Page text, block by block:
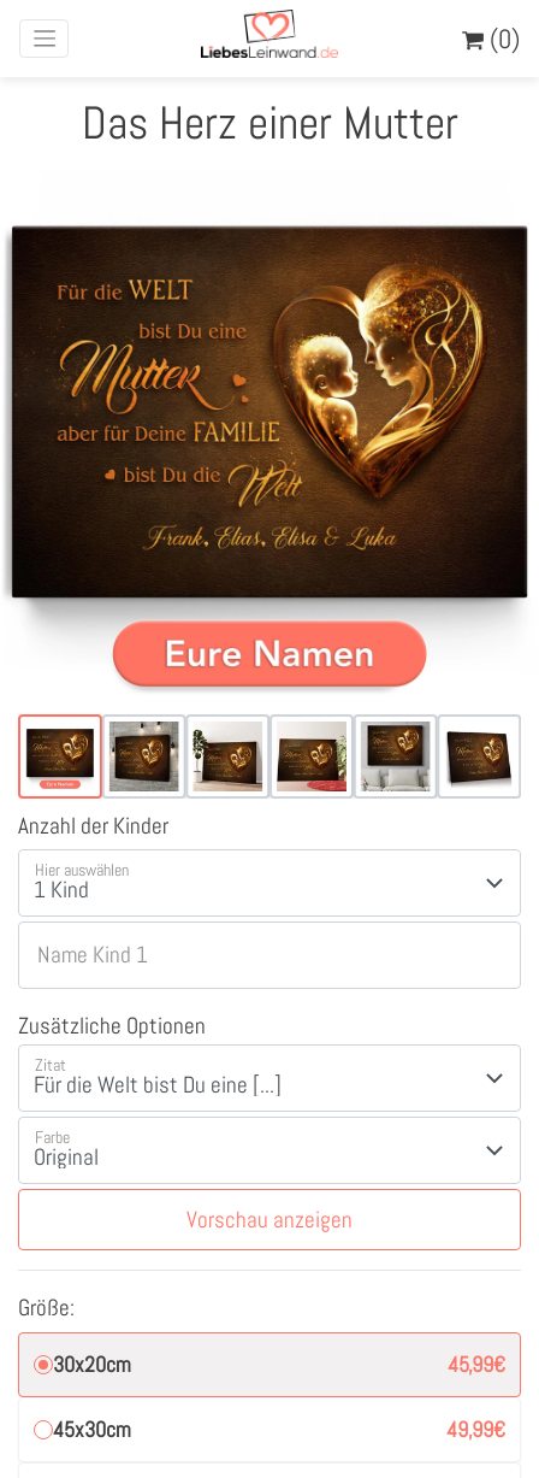
(0)
Das Herz einer Mutter
Anzahl der Kinder
Hier auswählen
Name Kind 1
Zusätzliche Optionen
Zitat
Farbe
Vorschau anzeigen
Größe:
30x20cm 45,99€
45x30cm 49,99€